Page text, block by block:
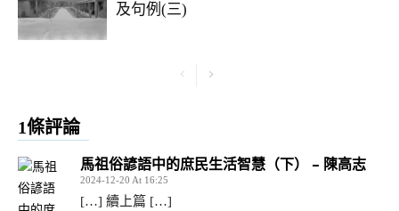
及句例(三)
1條評論
馬祖俗諺語中的庶民生活智慧（下） – 陳高志
2024-12-20 At 16:25
[…] 續上篇 […]